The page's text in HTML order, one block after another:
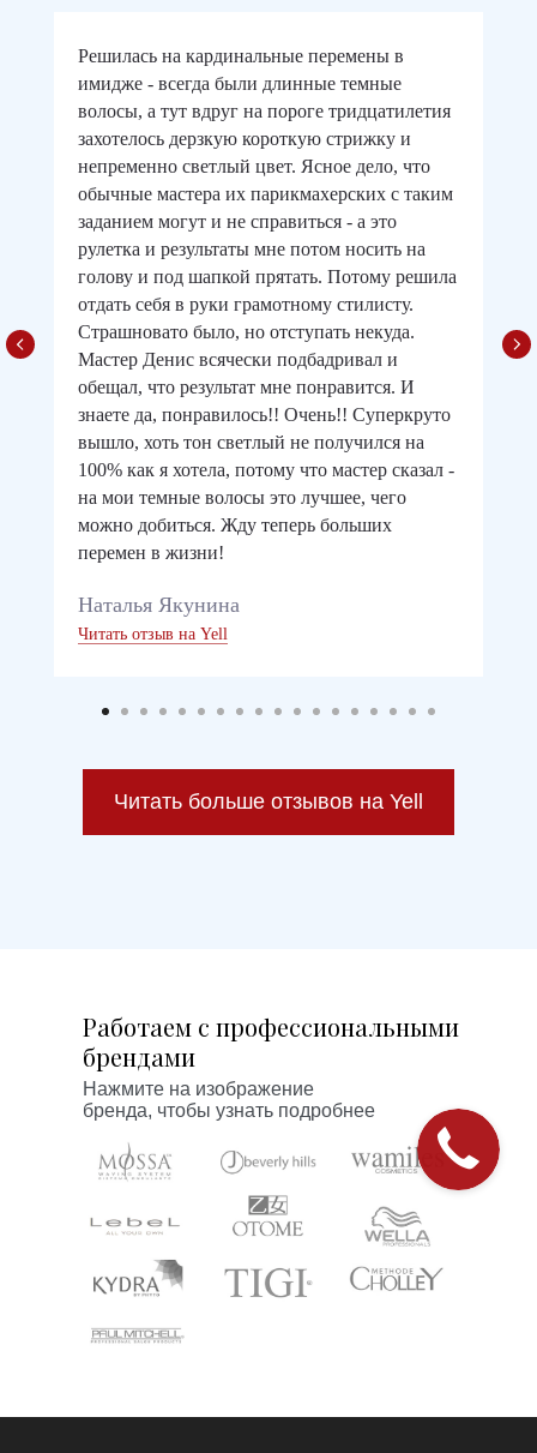
Решилась на кардинальные перемены в
имидже - всегда были длинные темные
волосы, а тут вдруг на пороге тридцатилетия
захотелось дерзкую короткую стрижку и
непременно светлый цвет. Ясное дело, что
обычные мастера их парикмахерских с таким
заданием могут и не справиться - а это
рулетка и результаты мне потом носить на
голову и под шапкой прятать. Потому решила
отдать себя в руки грамотному стилисту.
Страшновато было, но отступать некуда.
Мастер Денис всячески подбадривал и
обещал, что результат мне понравится. И
знаете да, понравилось!! Очень!! Суперкруто
вышло, хоть тон светлый не получился на
100% как я хотела, потому что мастер сказал -
на мои темные волосы это лучшее, чего
можно добиться. Жду теперь больших
перемен в жизни!
Наталья Якунина
Читать отзыв на Yell
Читать больше отзывов на Yell
Работаем с профессиональными
брендами
Нажмите на изображение
бренда, чтобы узнать подробнее